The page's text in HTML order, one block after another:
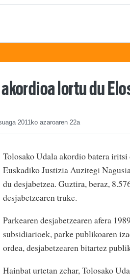
lortu du
2011ko azaroaren 22a
Tolosako Udala akordio batera
Euskadiko Justizia Auzitegi
du desjabetzea. Guztira, beraz,
desjabetzearen truke.
Parkearen desjabetzearen afera
subsidiarioek, parke publikoaren
ordea, desjabetzearen bitartez
Hainbat urtetan zehar, Tolosako